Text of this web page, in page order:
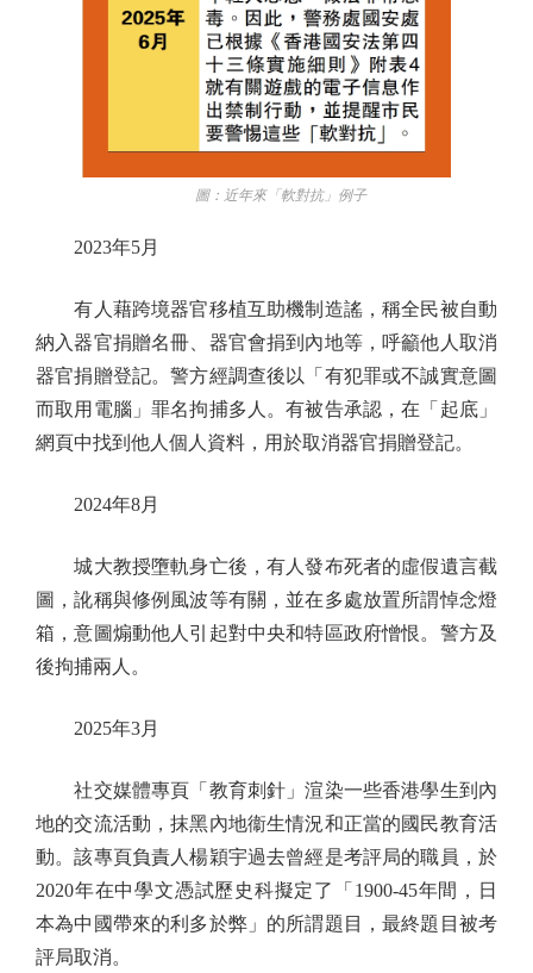
圖：近年來「軟對抗」例子
2023年5月
有人藉跨境器官移植互助機制造謠，稱全民被自動
納入器官捐贈名冊、器官會捐到內地等，呼籲他人取消
器官捐贈登記。警方經調查後以「有犯罪或不誠實意圖
而取用電腦」罪名拘捕多人。有被告承認，在「起底」
網頁中找到他人個人資料，用於取消器官捐贈登記。
2024年8月
城大教授墮軌身亡後，有人發布死者的虛假遺言截
圖，訛稱與修例風波等有關，並在多處放置所謂悼念燈
箱，意圖煽動他人引起對中央和特區政府憎恨。警方及
後拘捕兩人。
2025年3月
社交媒體專頁「教育刺針」渲染一些香港學生到內
地的交流活動，抹黑內地衞生情況和正當的國民教育活
動。該專頁負責人楊穎宇過去曾經是考評局的職員，於
2020年在中學文憑試歷史科擬定了「1900-45年間，日
本為中國帶來的利多於弊」的所謂題目，最終題目被考
評局取消。